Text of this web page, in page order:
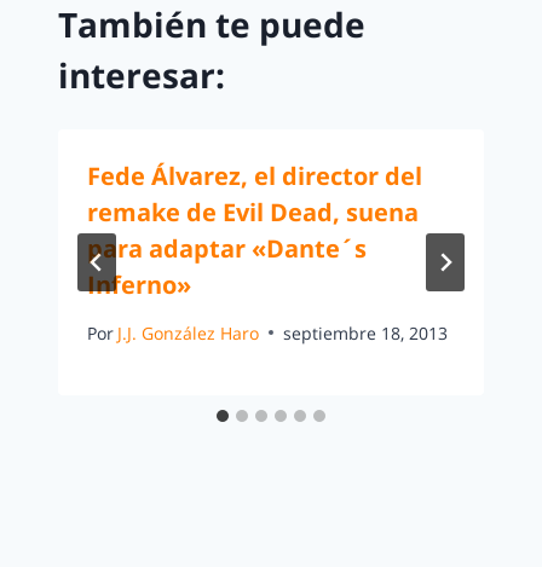
También te puede
interesar:
Fede Álvarez, el director del
remake de Evil Dead, suena
para adaptar «Dante´s
Inferno»
Por J.J. González Haro septiembre 18, 2013